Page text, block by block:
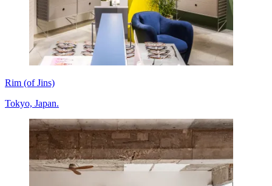
Rim (of Jins)
Tokyo, Japan.